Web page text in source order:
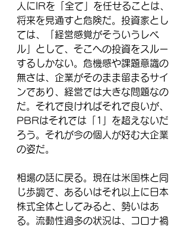
人にIRを「全て」を任せることは、
将来を見通すと危険だ。投資家とし
ては、「経営感覚がそういうレベ
ル」として、そこへの投資をスルー
するしかない。危機感や課題意識の
無さは、企業がそのまま留まるサイ
ンであり、経営では大きな問題なの
だ。それで良ければそれで良いが、
PBRはそれでは「1」を超えないだ
ろう。それが今の個人が好む大企業
の姿だ。
相場の話に戻る。現在は米国株と同
じ歩調で、あるいはそれ以上に日本
株式全体としてみると、勢いはあ
る。流動性過多の状況は、コロナ禍